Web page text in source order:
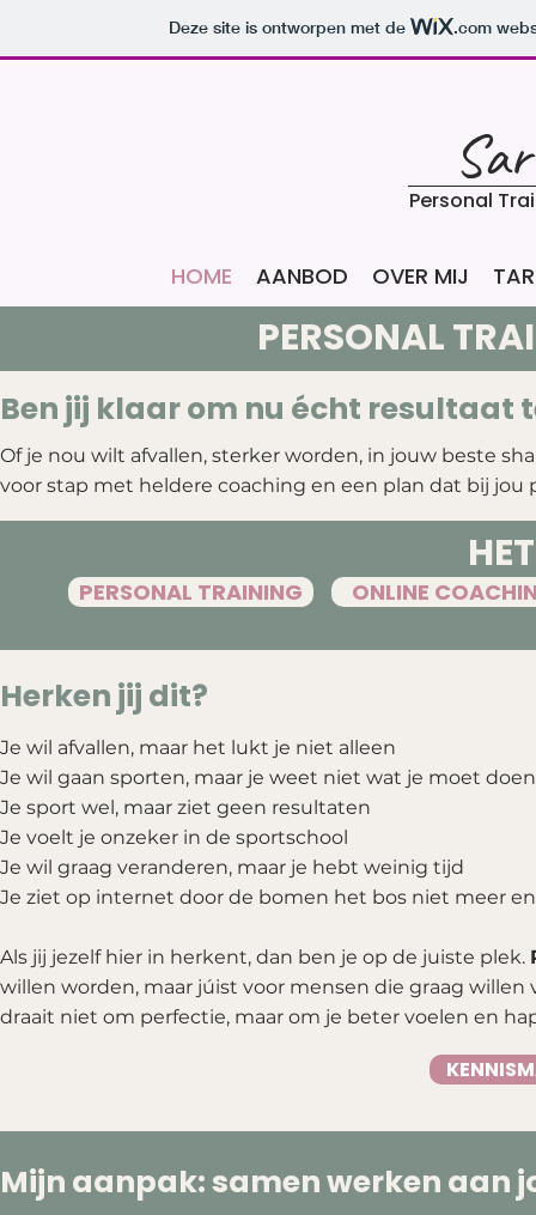
Deze site is ontworpen met de .com
Personal
HOME AANBOD OVER MIJ
PERSONAL
Ben jij klaar om nu écht resultaat
Of je nou wilt afvallen, sterker worden, in jouw beste
voor stap met heldere coaching en een plan dat bij jou
PERSONAL TRAINING ONLINE
Herken jij dit?
Je wil afvallen, maar het lukt je niet alleen
Je wil gaan sporten, maar je weet niet wat je moet doen
Je sport wel, maar ziet geen resultaten
Je voelt je onzeker in de sportschool
Je wil graag veranderen, maar je hebt weinig tijd
Je ziet op internet door de bomen het bos niet meer
Als jij jezelf hier in herkent, dan ben je op de juiste plek.
willen worden, maar júist voor mensen die graag
draait niet om perfectie, maar om je beter voelen en
Mijn aanpak: samen werken aan